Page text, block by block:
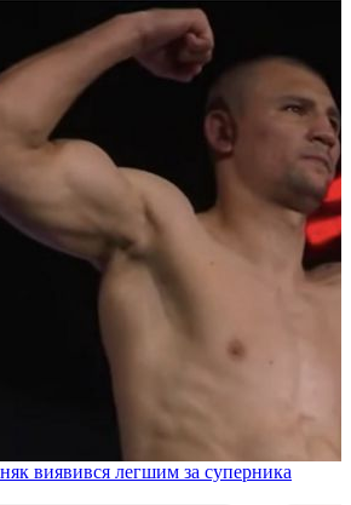
виявився легшим за суперника